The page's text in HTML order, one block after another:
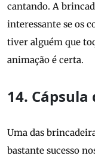
cantando. A
interessante se os
tiver alguém que
animação é certa.
14.
Uma das
bastante sucesso